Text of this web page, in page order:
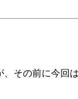
その前に今